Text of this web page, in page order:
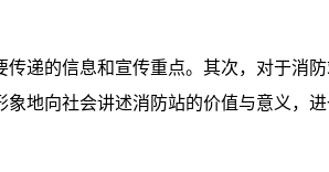
递的信息和宣传重点。其次，对于消
地向社会讲述消防站的价值与意义，进